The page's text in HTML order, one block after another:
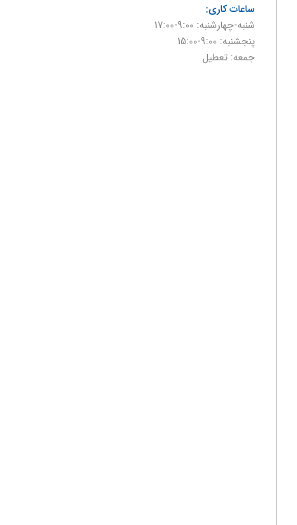
ساعات کاری:
شنبه-چهارشنبه: 9:00-17:00
پنجشنبه: 9:00-15:00
جمعه: تعطیل